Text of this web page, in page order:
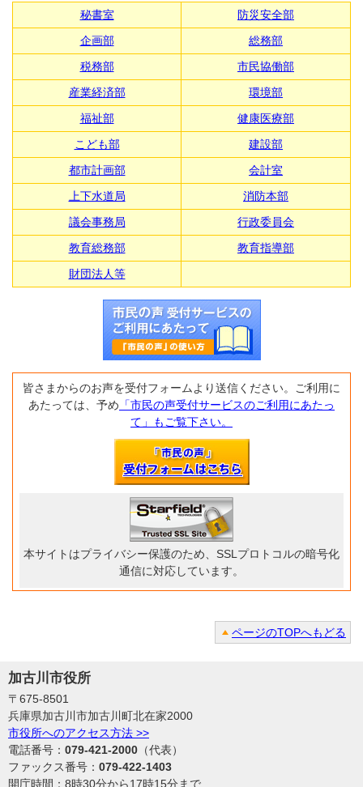
秘書室
防災安全部
企画部
総務部
税務部
市民協働部
産業経済部
環境部
福祉部
健康医療部
こども部
建設部
都市計画部
会計室
上下水道局
消防本部
議会事務局
行政委員会
教育総務部
教育指導部
財団法人等
皆さまからのお声を受付フォームより送信ください。ご利用に
あたっては、予め 「市民の声受付サービスのご利用にあたっ
て」もご覧下さい。
本サイトはプライバシー保護のため、SSLプロトコルの暗号化
通信に対応しています。
ページのTOPへもどる
加古川市役所
〒675-8501
兵庫県加古川市加古川町北在家2000
市役所へのアクセス方法 >>
電話番号： 079-421-2000 （代表）
ファックス番号： 079-422-1403
開庁時間：8時30分から17時15分まで